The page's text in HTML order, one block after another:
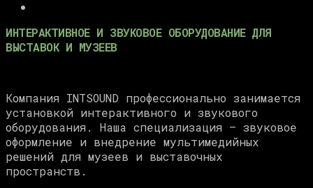
ИНТЕРАКТИВНОЕ И ЗВУКОВОЕ ОБОРУДОВАНИЕ ДЛЯ
ВЫСТАВОК И МУЗЕЕВ
Компания INTSOUND профессионально занимается
установкой интерактивного и звукового
оборудования. Наша специализация — звуковое
оформление и внедрение мультимедийных
решений для музеев и выставочных
пространств.